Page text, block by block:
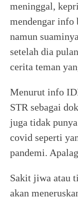
meninggal,
mendengar info
namun
setelah dia
cerita teman
Menurut info
STR sebagai
juga tidak
covid seperti
pandemi.
Sakit jiwa atau
akan